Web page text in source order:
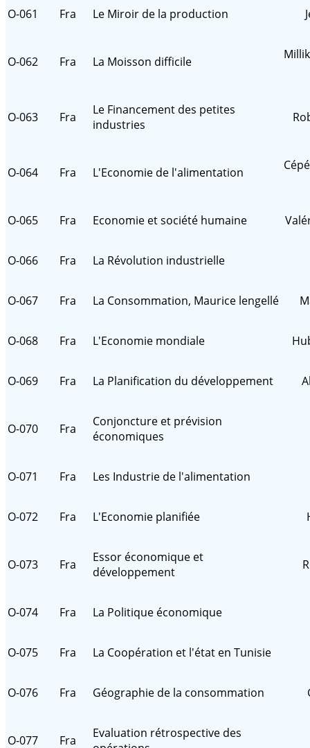
O-061 Fra Le Miroir de la production
O-062 Fra La Moisson difficile
O-063 Fra
Le Financement des petites
industries
O-064 Fra L'Economie de l'alimentation
O-065 Fra Economie et société humaine
O-066 Fra La Révolution industrielle
O-067 Fra La Consommation, Maurice lengellé
O-068 Fra L'Economie mondiale
O-069 Fra La Planification du développement
O-070 Fra
Conjoncture et prévision
économiques
O-071 Fra Les Industrie de l'alimentation
O-072 Fra L'Economie planifiée
O-073 Fra
Essor économique et
développement
O-074 Fra La Politique économique
O-075 Fra La Coopération et l'état en Tunisie
O-076 Fra Géographie de la consommation
O-077 Fra
Evaluation rétrospective des